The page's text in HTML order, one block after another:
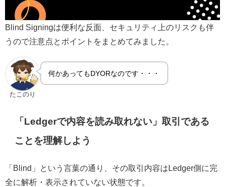
Blind Signingは便利な反面、セキュリティ上のリスクも伴
うので注意点とポイントをまとめてみました。
たこのり
何かあってもDYORなのです・・・
「Ledgerで内容を読み取れない」取引である
ことを理解しよう
「Blind」という言葉の通り、その取引内容はLedger側に完
全に解析・表示されていない状態です。